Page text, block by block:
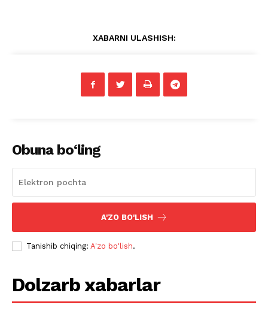
XABARNI ULASHISH:
Obuna bo‘ling
A'ZO BO'LISH
Tanishib chiqing: A'zo bo'lish.
Dolzarb xabarlar